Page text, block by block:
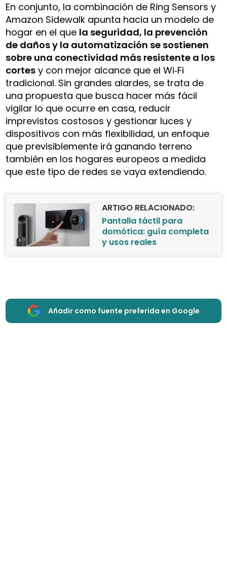
En conjunto, la combinación de Ring Sensors y
Amazon Sidewalk apunta hacia un modelo de
hogar en el que la seguridad, la prevención
de daños y la automatización se sostienen
sobre una conectividad más resistente a los
cortes y con mejor alcance que el Wi‑Fi
tradicional. Sin grandes alardes, se trata de
una propuesta que busca hacer más fácil
vigilar lo que ocurre en casa, reducir
imprevistos costosos y gestionar luces y
dispositivos con más flexibilidad, un enfoque
que previsiblemente irá ganando terreno
también en los hogares europeos a medida
que este tipo de redes se vaya extendiendo.
ARTIGO RELACIONADO:
Pantalla táctil para
domótica: guía completa
y usos reales
Añadir como fuente preferida en Google